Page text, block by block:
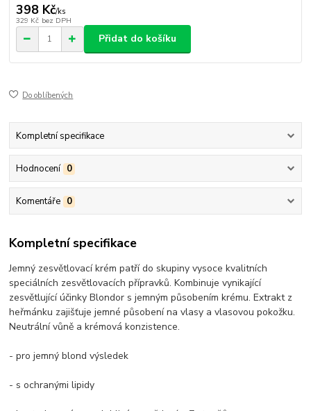
398 Kč/ks
329 Kč bez DPH
Přidat do košíku
Do oblíbených
Kompletní specifikace
Hodnocení 0
Komentáře 0
Kompletní specifikace
Jemný zesvětlovací krém patří do skupiny vysoce kvalitních
speciálních zesvětlovacích přípravků. Kombinuje vynikající
zesvětlující účinky Blondor s jemným působením krému. Extrakt z
heřmánku zajišťuje jemné působení na vlasy a vlasovou pokožku.
Neutrální vůně a krémová konzistence.
- pro jemný blond výsledek
- s ochranými lipidy